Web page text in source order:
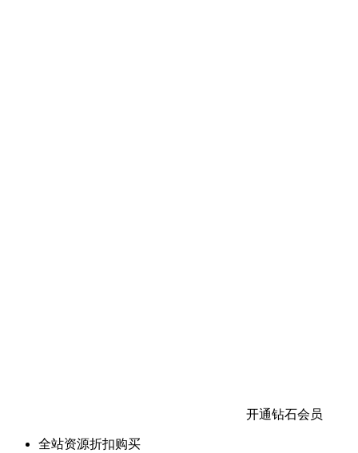
开通钻石会员
全站资源折扣购买